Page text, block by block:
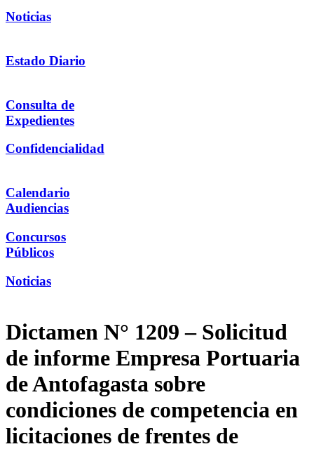
Noticias
Estado Diario
Consulta de
Expedientes
Confidencialidad
Calendario
Audiencias
Concursos
Públicos
Noticias
Dictamen N° 1209 – Solicitud
de informe Empresa Portuaria
de Antofagasta sobre
condiciones de competencia en
licitaciones de frentes de